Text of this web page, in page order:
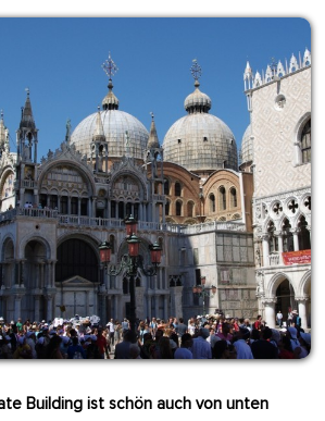
Building ist schön auch von unten